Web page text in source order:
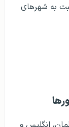
به شهرهای